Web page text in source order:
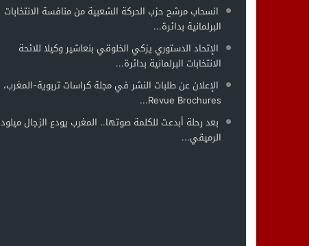
انسحاب مرشح حزب الحركة الشعبية من منافسة الانتخابات
البرلمانية بدائرة...
الإتحاد الدستوري يزكي الخلوقي بنعاشير وكيلا للائحة
الانتخابات البرلمانية بدائرة...
الإعلان عن طلبات النشر في مجلة كراسات تربوية-المغرب،
Revue Brochures...
بعد رحلة أبدعت للكلمة صوتها.. المغرب يودع الزجال ميلود
الرميقي...